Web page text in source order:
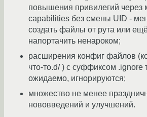
повышения привилегий через
capabilities без смены UID -
создать файлы от рута или
напортачить ненароком;
расширения конфиг файлов
что-то.d/ ) с суффиксом .ignore
ожидаемо, игнорируются;
множество не менее
нововведений и улучшений.